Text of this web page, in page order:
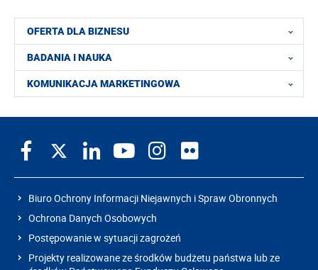
OFERTA DLA BIZNESU
BADANIA I NAUKA
KOMUNIKACJA MARKETINGOWA
Biuro Ochrony Informacji Niejawnych i Spraw Obronnych
Ochrona Danych Osobowych
Postępowanie w sytuacji zagrożeń
Projekty realizowane ze środków budżetu państwa lub ze